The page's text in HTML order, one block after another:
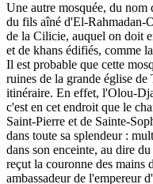
Une autre mosquée, du
du fils aîné d'El-Rahmadan-
de la Cilicie, auquel on doit
et de khans édifiés, comme
Il est probable que cette
ruines de la grande église
itinéraire. En effet, l'Olou-
c'est en cet endroit que le
Saint-Pierre et de Sainte-
dans toute sa splendeur :
dans son enceinte, au dire
reçut la couronne des mains
ambassadeur de l'empereur